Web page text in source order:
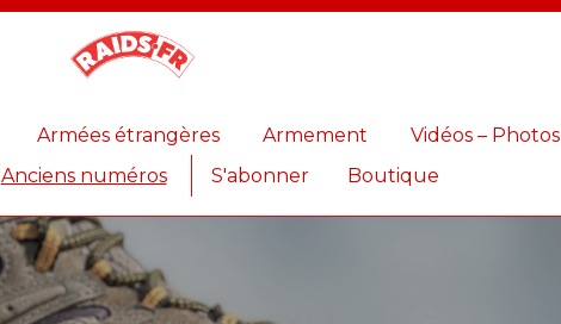
Armées étrangères Armement
Vidéos – Photos
Anciens numéros S'abonner Boutique